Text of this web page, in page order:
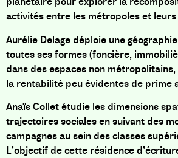
activités entre les métropoles et
Aurélie Delage déploie une
toutes ses formes (foncière,
dans des espaces non
la rentabilité peu évidentes de prime
Anaïs Collet étudie les dimensions
trajectoires sociales en suivant des
campagnes au sein des classes
L’objectif de cette résidence